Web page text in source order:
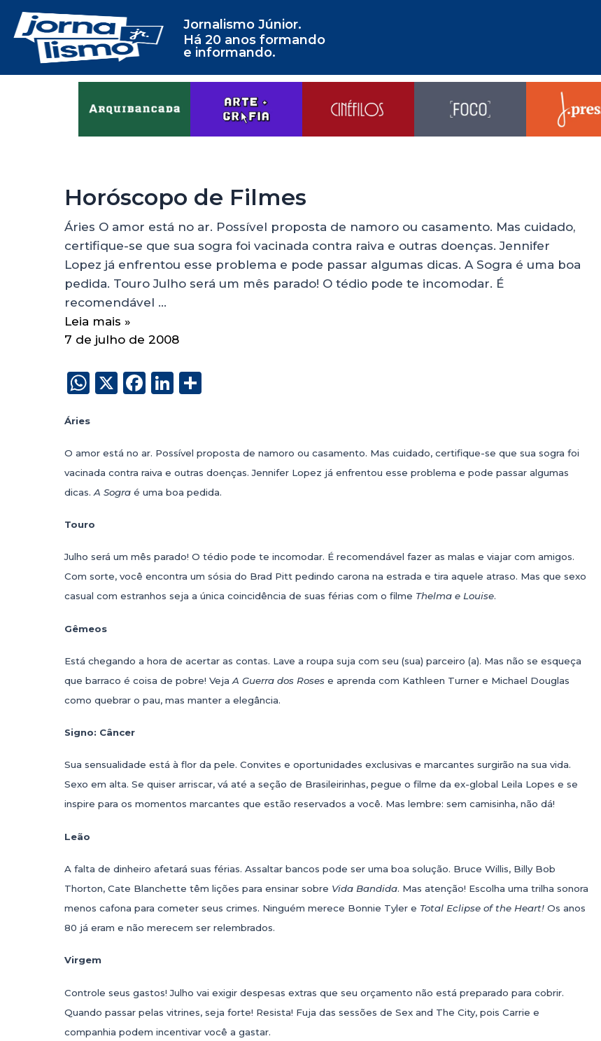
Jornalismo Júnior.
Há 20 anos formando
e informando.
Horóscopo de Filmes
Áries O amor está no ar. Possível proposta de namoro ou casamento. Mas cuidado,
certifique-se que sua sogra foi vacinada contra raiva e outras doenças. Jennifer
Lopez já enfrentou esse problema e pode passar algumas dicas. A Sogra é uma boa
pedida. Touro Julho será um mês parado! O tédio pode te incomodar. É
recomendável …
Leia mais »
7 de julho de 2008
W
a
ts
A
p
p
X
F
e
b
o
Li
e
dI
n
re
Áries
O amor está no ar. Possível proposta de namoro ou casamento. Mas cuidado, certifique-se que sua sogra foi
vacinada contra raiva e outras doenças. Jennifer Lopez já enfrentou esse problema e pode passar algumas
dicas. A Sogra é uma boa pedida.
Touro
Julho será um mês parado! O tédio pode te incomodar. É recomendável fazer as malas e viajar com amigos.
Com sorte, você encontra um sósia do Brad Pitt pedindo carona na estrada e tira aquele atraso. Mas que sexo
casual com estranhos seja a única coincidência de suas férias com o filme Thelma e Louise.
Gêmeos
Está chegando a hora de acertar as contas. Lave a roupa suja com seu (sua) parceiro (a). Mas não se esqueça
que barraco é coisa de pobre! Veja A Guerra dos Roses e aprenda com Kathleen Turner e Michael Douglas
como quebrar o pau, mas manter a elegância.
Signo: Câncer
Sua sensualidade está à flor da pele. Convites e oportunidades exclusivas e marcantes surgirão na sua vida.
Sexo em alta. Se quiser arriscar, vá até a seção de Brasileirinhas, pegue o filme da ex-global Leila Lopes e se
inspire para os momentos marcantes que estão reservados a você. Mas lembre: sem camisinha, não dá!
Leão
A falta de dinheiro afetará suas férias. Assaltar bancos pode ser uma boa solução. Bruce Willis, Billy Bob
Thorton, Cate Blanchette têm lições para ensinar sobre Vida Bandida. Mas atenção! Escolha uma trilha sonora
menos cafona para cometer seus crimes. Ninguém merece Bonnie Tyler e Total Eclipse of the Heart! Os anos
80 já eram e não merecem ser relembrados.
Virgem
Controle seus gastos! Julho vai exigir despesas extras que seu orçamento não está preparado para cobrir.
Quando passar pelas vitrines, seja forte! Resista! Fuja das sessões de Sex and The City, pois Carrie e
companhia podem incentivar você a gastar.